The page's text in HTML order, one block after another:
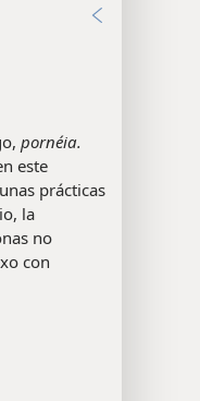
pornéia.
prácticas
la
no
con